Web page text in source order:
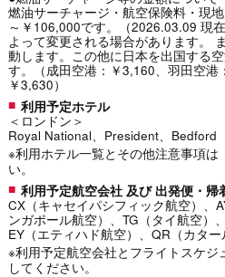
燃油サーチャージ・航空保険料・現
～￥106,000です。（2026.03.09 現
よって変更される場合があります。
動します。この他に日本を出国する
す。（成田空港：￥3,160、羽田空港
￥3,630）
利用予定ホテル
＜ロンドン＞
Royal National、President、
※利用ホテル一覧とその他注意事項は
い。
利用予定航空会社 及び 出発便・帰
CX（キャセイパシフィック航空）、
ンガポール航空）、TG（タイ航空）
EY（エティハド航空）、QR（カタ
※利用予定航空会社とフライトスケジ
してください。